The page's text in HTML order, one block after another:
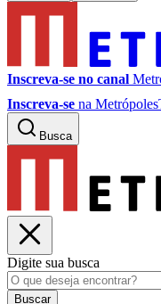
Inscreva-se no canal
Inscreva-se na
Busca
Digite sua busca
Buscar